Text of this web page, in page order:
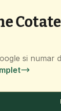
si numar